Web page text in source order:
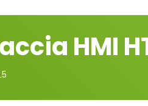
HMI